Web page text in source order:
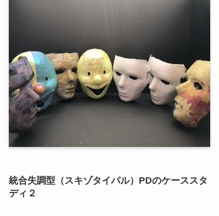
統合失調型（スキゾタイパル）PDのケーススタ
ディ２